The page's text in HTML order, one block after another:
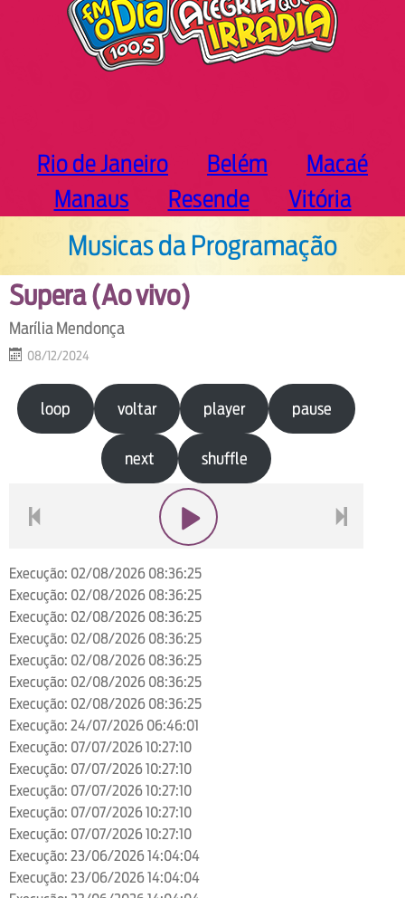
Rio de Janeiro Belém
Macaé
Manaus
Resende Vitória
Musicas da Programação
Supera (Ao vivo)
Marília Mendonça
08/12/2024
loop voltar player pause
next shuffle
Execução: 02/08/2026 08:36:25
Execução: 02/08/2026 08:36:25
Execução: 02/08/2026 08:36:25
Execução: 02/08/2026 08:36:25
Execução: 02/08/2026 08:36:25
Execução: 02/08/2026 08:36:25
Execução: 02/08/2026 08:36:25
Execução: 24/07/2026 06:46:01
Execução: 07/07/2026 10:27:10
Execução: 07/07/2026 10:27:10
Execução: 07/07/2026 10:27:10
Execução: 07/07/2026 10:27:10
Execução: 07/07/2026 10:27:10
Execução: 23/06/2026 14:04:04
Execução: 23/06/2026 14:04:04